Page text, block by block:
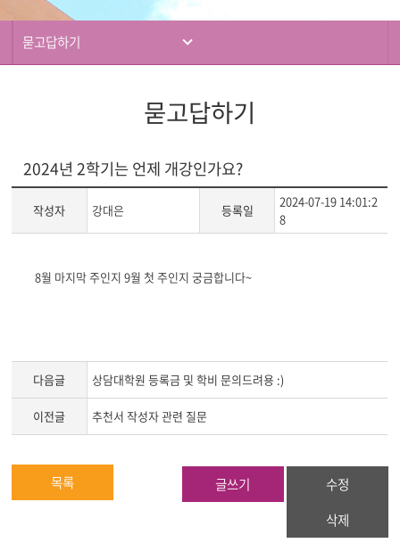
묻고답하기
묻고답하기
2024년 2학기는 언제 개강인가요?
작성자 강대은 등록일
2024-07-19 14:01:2
8
게
8월 마지막 주인지 9월 첫 주인지 궁금합니다~
다음글 상담대학원 등록금 및 학비 문의드려용 :)
이전글 추천서 작성자 관련 질문
목록 글쓰기
수정
삭제